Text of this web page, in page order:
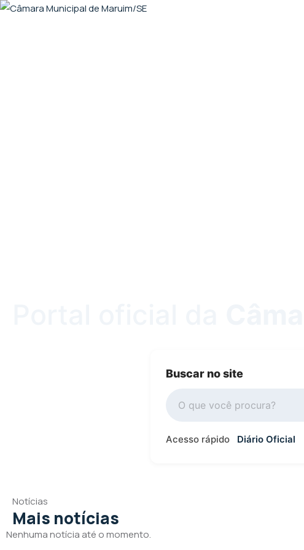
Buscar no site
Acesso rápido Diário Oficial
Notícias
Mais notícias
Nenhuma notícia até o momento.